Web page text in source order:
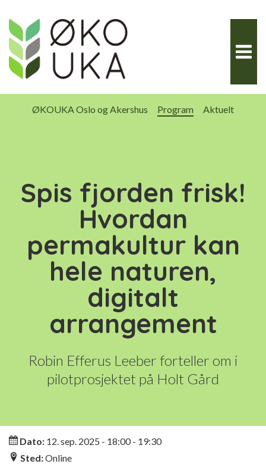
innhold
ØKOUKA Oslo og Akershus Program Aktuelt
Spis fjorden frisk!
Hvordan
permakultur kan
hele naturen,
digitalt
arrangement
Robin Efferus Leeber forteller om i
pilotprosjektet på Holt Gård
Informasjon
Dato:12. sep. 2025 - 18:00 - 19:30
Sted:Online